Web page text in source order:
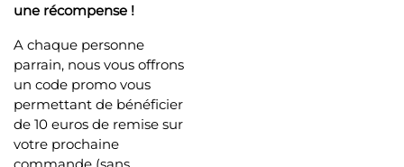
une récompense !
A chaque personne
parrain, nous vous offrons
un code promo vous
permettant de bénéficier
de 10 euros de remise sur
votre prochaine